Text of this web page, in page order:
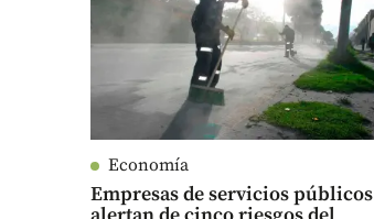
Economía
Empresas de servicios públicos